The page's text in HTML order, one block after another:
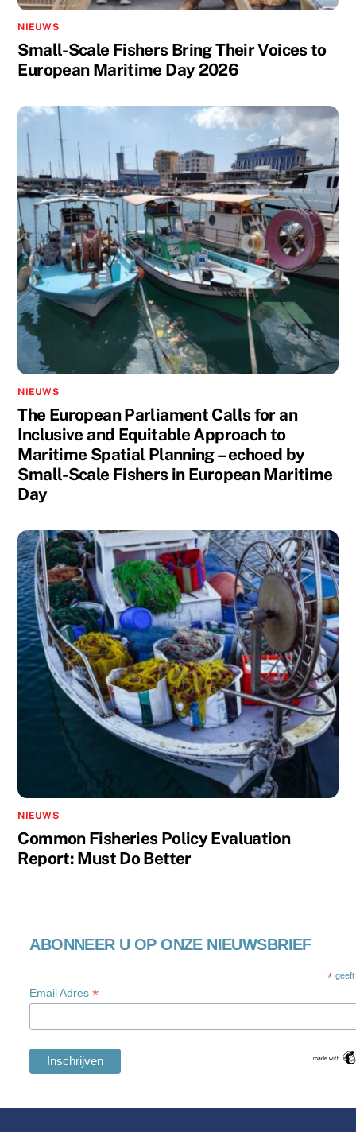
NIEUWS
Small-Scale Fishers Bring Their Voices to
European Maritime Day 2026
NIEUWS
The European Parliament Calls for an
Inclusive and Equitable Approach to
Maritime Spatial Planning – echoed by
Small-Scale Fishers in European Maritime
Day
NIEUWS
Common Fisheries Policy Evaluation
Report: Must Do Better
ABONNEER U OP ONZE NIEUWSBRIEF
*
Email Adres*
Swedish